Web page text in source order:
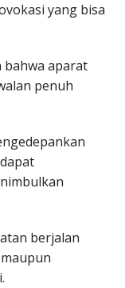
yang bisa
bahwa aparat
penuh
berjalan